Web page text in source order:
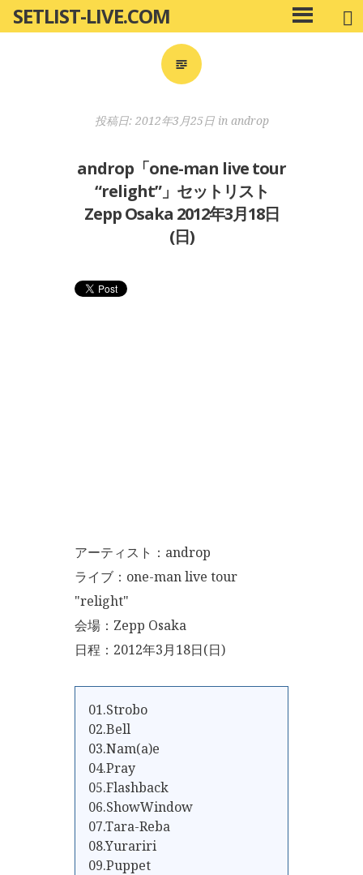
ン
SETLIST-LIVE.COM
メ
イ
投稿日: 2012年3月25日in androp
androp「one-man live tour
“relight”」セットリスト
Zepp Osaka 2012年3月18日
(日)
アーティスト：androp
ライブ：one-man live tour
"relight"
会場：Zepp Osaka
日程：2012年3月18日(日)
01.Strobo
02.Bell
03.Nam(a)e
04.Pray
05.Flashback
06.ShowWindow
07.Tara-Reba
08.Yurariri
09.Puppet